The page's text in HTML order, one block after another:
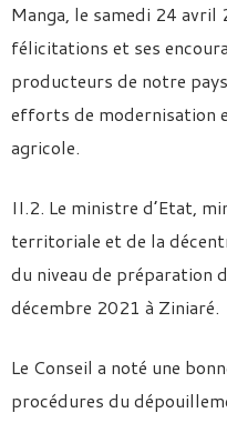
Manga, le samedi 24
félicitations et ses
producteurs de notre
efforts de modernisation
agricole.
II.2. Le ministre d’Etat,
territoriale et de la
du niveau de préparation
décembre 2021 à Ziniaré.
Le Conseil a noté une
procédures du